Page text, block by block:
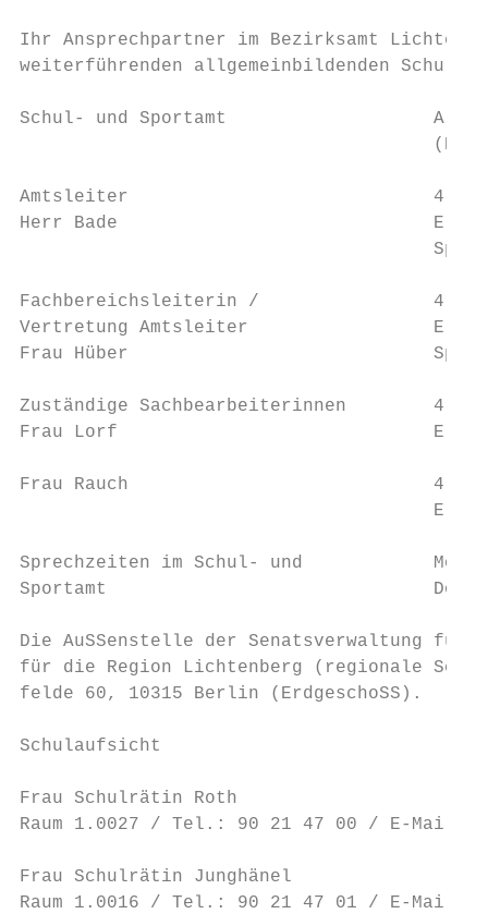
Ihr Ansprechpartner im Bezirksamt
weiterführenden allgemeinbildenden
Schul- und Sportamt                   Alt-
Amtsleiter                            4. Etage
Herr Bade                             E-Mail:
Fachbereichsleiterin /                4.
Vertretung Amtsleiter                 E-Mail:
Frau Hüber
Zuständige Sachbearbeiterinnen        4.
Frau Lorf                             E-Mail:
Frau Rauch                            4. Etage
E-
Sprechzeiten im Schul- und
Sportamt
Die AuSSenstelle der Senatsverwaltung für
für die Region Lichtenberg (regionale
felde 60, 10315 Berlin (ErdgeschoSS).
Schulaufsicht
Frau Schulrätin Roth
Raum 1.0027 / Tel.: 90 21 47 00 / E-Mail:
Frau Schulrätin Junghänel
Raum 1.0016 / Tel.: 90 21 47 01 / E-Mail: